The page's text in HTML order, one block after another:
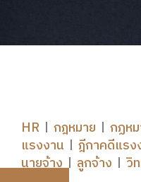
HR กฎหมาย กฏห
แรงงาน
ฎีกาคดีแรง
นายจ้าง
ลูกจ้าง วิ